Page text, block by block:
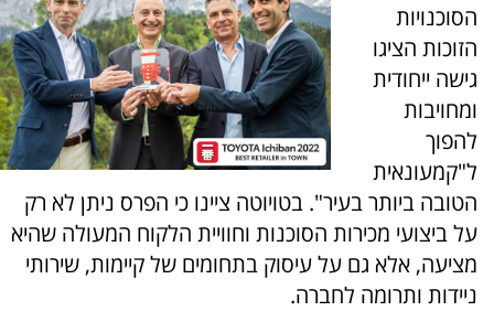
הסוכנויות
הזוכות הציגו
גישה ייחודית
ומחויבות
להפוך
ל"קמעונאית
הטובה ביותר בעיר". בטויוטה ציינו כי הפרס ניתן לא רק
על ביצועי מכירות הסוכנות וחוויית הלקוח המעולה שהיא
מציעה, אלא גם על עיסוק בתחומים של קיימות, שירותי
ניידות ותרומה לחברה.